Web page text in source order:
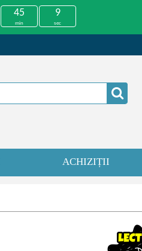
45
min
9
sec
ACHIZIȚII